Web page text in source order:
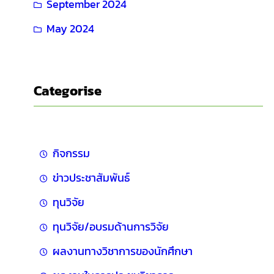
September 2024
May 2024
Categorise
กิจกรรม
ข่าวประชาสัมพันธ์
ทุนวิจัย
ทุนวิจัย/อบรมด้านการวิจัย
ผลงานทางวิชาการของนักศึกษา